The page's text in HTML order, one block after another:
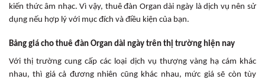
kiến thức âm nhạc. Vì vậy, thuê đàn Organ dài ngày là dịch vụ nên sử
dụng nếu hợp lý với mục đích và điều kiện của bạn.
Bảng giá cho thuê đàn Organ dài ngày trên thị trường hiện nay
Với thị trường cung cấp các loại dịch vụ thượng vàng hạ cám khác
nhau, thì giá cả đương nhiên cũng khác nhau, mức giá sẽ còn tùy